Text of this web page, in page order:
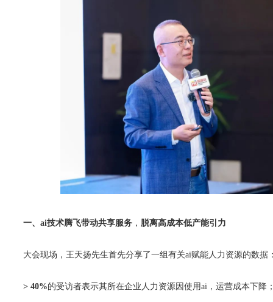
一、ai技术腾飞带动共享服务 ， 脱离高成本低产能引力
大会现场，王天扬先生首先分享了一组有关ai赋能人力资源的数据
> 40%的受访者表示其所在企业人力资源因使用ai，运营成本下降